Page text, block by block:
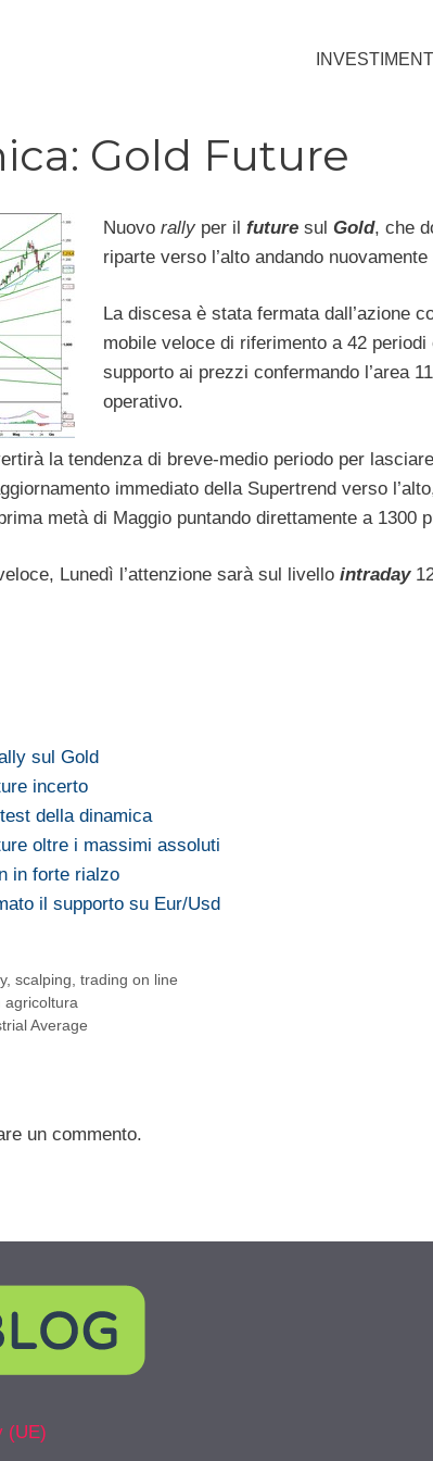
INVESTIMENTI
Gold Future
Nuovo rally per il future sul Gold, che
riparte verso l’alto andando
La discesa è stata fermata dall’azione
mobile veloce di riferimento a 42
supporto ai prezzi confermando l’area
operativo.
la tendenza di breve-medio periodo per
immediato della Supertrend verso
metà di Maggio puntando direttamente a 1300
Lunedì l’attenzione sarà sul livello intraday
sul Gold
incerto
della dinamica
oltre i massimi assoluti
in forte rialzo
il supporto su Eur/Usd
,scalping ,trading on line
agricoltura
Average
un commento.
(UE)